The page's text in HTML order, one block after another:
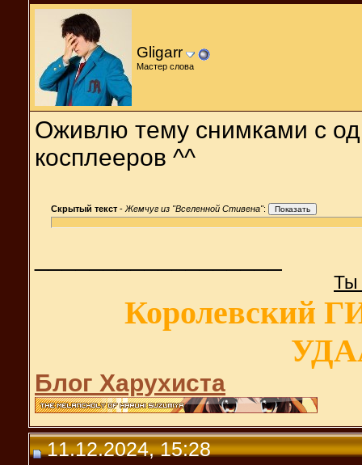
Gligarr
Мастер слова
Оживлю тему снимками с
косплееров ^^
Скрытый текст - Жемчуг из "Вселенной Стивена":
Ты
Королевский
Блог Харухиста
11.12.2024, 15:28